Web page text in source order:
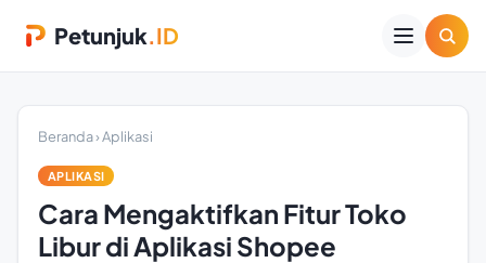
Petunjuk.ID
Beranda›Aplikasi
APLIKASI
Cara Mengaktifkan Fitur Toko
Libur di Aplikasi Shopee